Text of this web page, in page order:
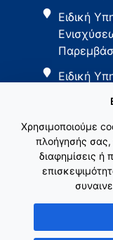
Ειδική
Ειδική
Εθνικό
Χρησιμοποιούμε
πλοήγησής
διαφημίσεις ή